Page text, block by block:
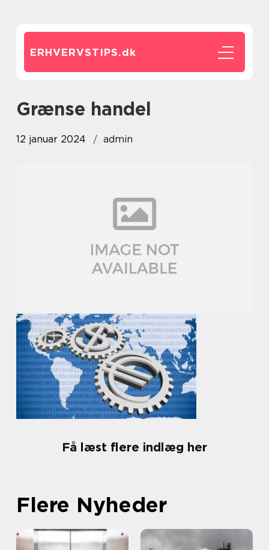
ERHVERVSTIPS.dk
grænse handel
12 januar 2024 admin
Få læst flere indlæg her
Flere Nyheder